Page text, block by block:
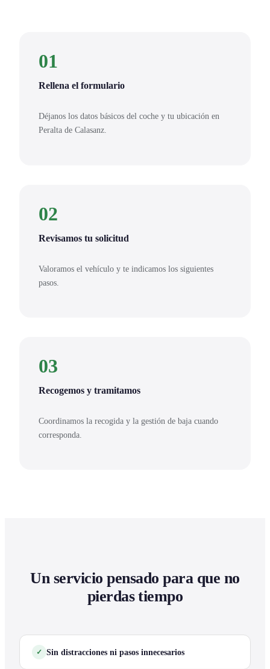
01
Rellena el formulario
Déjanos los datos básicos del coche y tu ubicación en
Peralta de Calasanz.
02
Revisamos tu solicitud
Valoramos el vehículo y te indicamos los siguientes
pasos.
03
Recogemos y tramitamos
Coordinamos la recogida y la gestión de baja cuando
corresponda.
Un servicio pensado para que no
pierdas tiempo
Sin distracciones ni pasos innecesarios